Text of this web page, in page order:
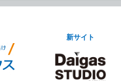
新サイト